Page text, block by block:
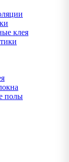
клея
полы